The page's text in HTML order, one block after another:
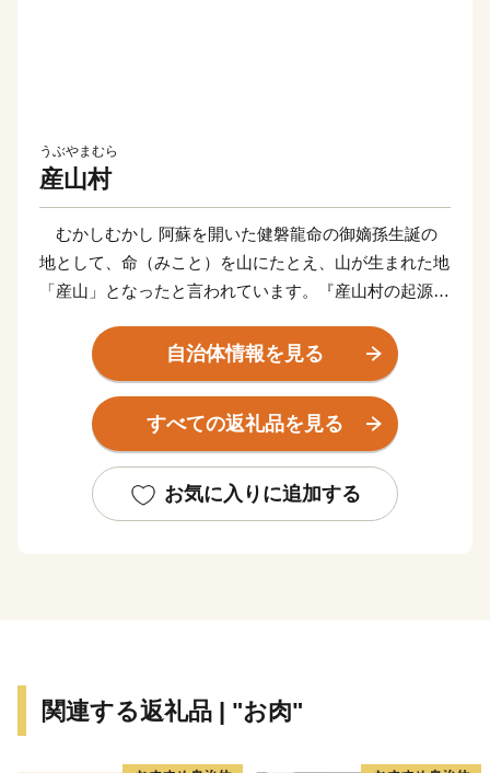
うぶやまむら
産山村
むかしむかし 阿蘇を開いた健磐龍命の御嫡孫生誕の
地として、命（みこと）を山にたとえ、山が生まれた地
「産山」となったと言われています。『産山村の起源』
『神様が産まれた村』産山村は熊本県の最北端、九州
のほぼ中央に位置し、阿蘇山や大分県の九重火山群等に
囲まれた標高500～1,050mの高原地帯です。稲作・畜産
を中心に農業が発達し、その営みが集落活動の原点とな
草原のあか牛、全国名水百選に選ばれた池山水源の水
産山村は、皆様からのご支援とともに、畜産や稲作を中
自治体情報を見る
すべての返礼品を見る
お気に入りに追加する
関連する返礼品 | "お肉"